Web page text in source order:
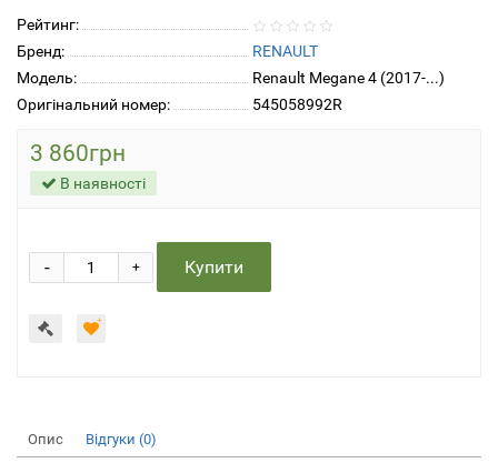
Рейтинг:
Бренд:
RENAULT
Модель:
Renault Megane 4 (2017-...)
Оригінальний номер:
545058992R
3 860грн
В наявності
+
- Купити
Опис Відгуки (0)